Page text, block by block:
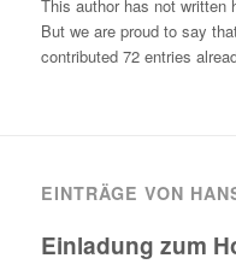
This author has not written
But we are proud to say
contributed 72 entries
EINTRÄGE VON
Einladung zum